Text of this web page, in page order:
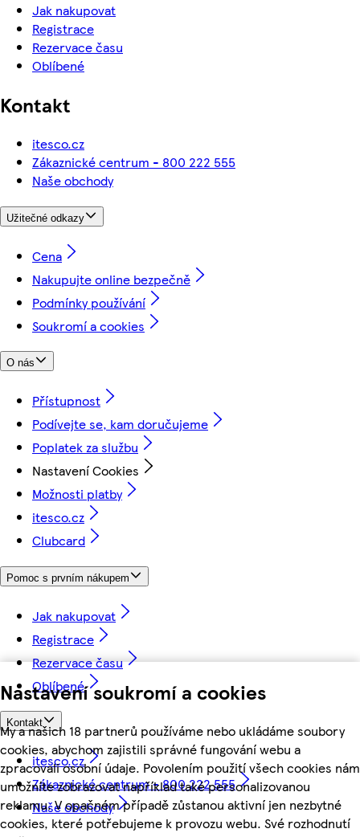
Nastavení soukromí a cookies
My a našich 18 partnerů používáme nebo ukládáme soubory
cookies, abychom zajistili správné fungování webu a
zpracovali osobní údaje. Povolením použití všech cookies nám
umožníte zobrazovat například také personalizovanou
reklamu. V opačném případě zůstanou aktivní jen nezbytné
cookies, které potřebujeme k provozu webu. Své rozhodnutí
Jak nakupovat
Registrace
Rezervace času
Oblíbené
Kontakt
itesco.cz
Zákaznické centrum - 800 222 555
Naše obchody
Užitečné odkazy
Cena
Nakupujte online bezpečně
Podmínky používání
Soukromí a cookies
O nás
Přístupnost
Podívejte se, kam doručujeme
Poplatek za službu
Nastavení Cookies
Možnosti platby
itesco.cz
Clubcard
Pomoc s prvním nákupem
Jak nakupovat
Registrace
Rezervace času
Oblíbené
Kontakt
itesco.cz
Zákaznické centrum - 800 222 555
Naše obchody